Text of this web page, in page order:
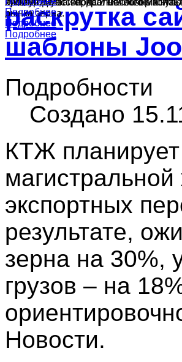
культур в России, краткий обзор
рынка зерна.
Подробнее
ячменя, муки и подсолнечного масла.
Подробнее
производства зерна и масличных
Подробнее
Подробнее
раскрутка
шаблоны
Подробности
Создано
КТЖ
экспортных
результате,
зерна на 30%,
грузов – на
Новости.